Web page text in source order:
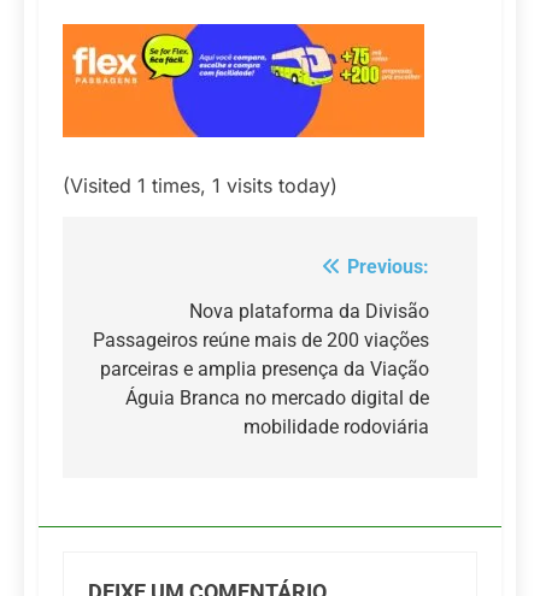
(Visited 1 times, 1 visits today)
Post
Previous:
Nova plataforma da Divisão
Passageiros reúne mais de 200 viações
parceiras e amplia presença da Viação
Águia Branca no mercado digital de
mobilidade rodoviária